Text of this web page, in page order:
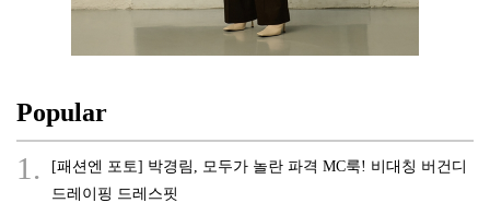
Popular
1.
[패션엔 포토] 박경림, 모두가 놀란 파격 MC룩! 비대칭 버건디
드레이핑 드레스핏